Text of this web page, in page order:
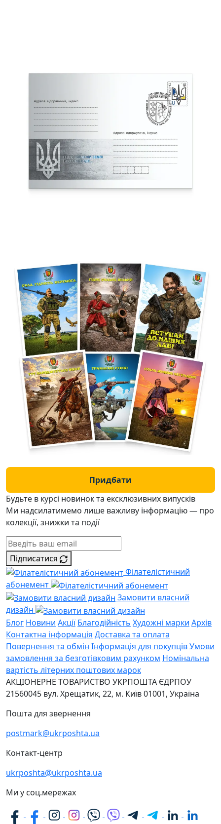
Придбати
Будьте в курсі новинок та ексклюзивних випусків
Ми надсилатимемо лише важливу інформацію — про
колекції, знижки та події
Підписатися
Філателістичний
абонемент
Замовити власний
дизайн
Блог Новини Акції Благодійність Художні марки Архів
Контактна інформація Доставка та оплата
Повернення та обмін Інформація для покупцівУмови
замовлення за безготівковим рахунком Номінальна
вартість літерних поштових марок
АКЦІОНЕРНЕ ТОВАРИСТВО УКРПОШТА ЄДРПОУ
21560045 вул. Хрещатик, 22, м. Київ01001, Україна
Пошта для звернення
postmark@ukrposhta.ua
Контакт-центр
ukrposhta@ukrposhta.ua
Ми у соц.мережах